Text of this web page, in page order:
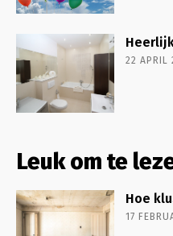
22 APRIL
Leuk om te
Hoe
17